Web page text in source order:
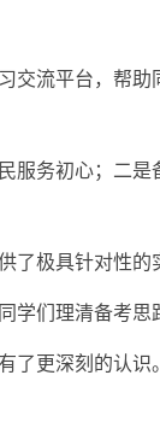
流平台，帮助
服务初心；二是
了极具针对性的
们理清备考思
了更深刻的认